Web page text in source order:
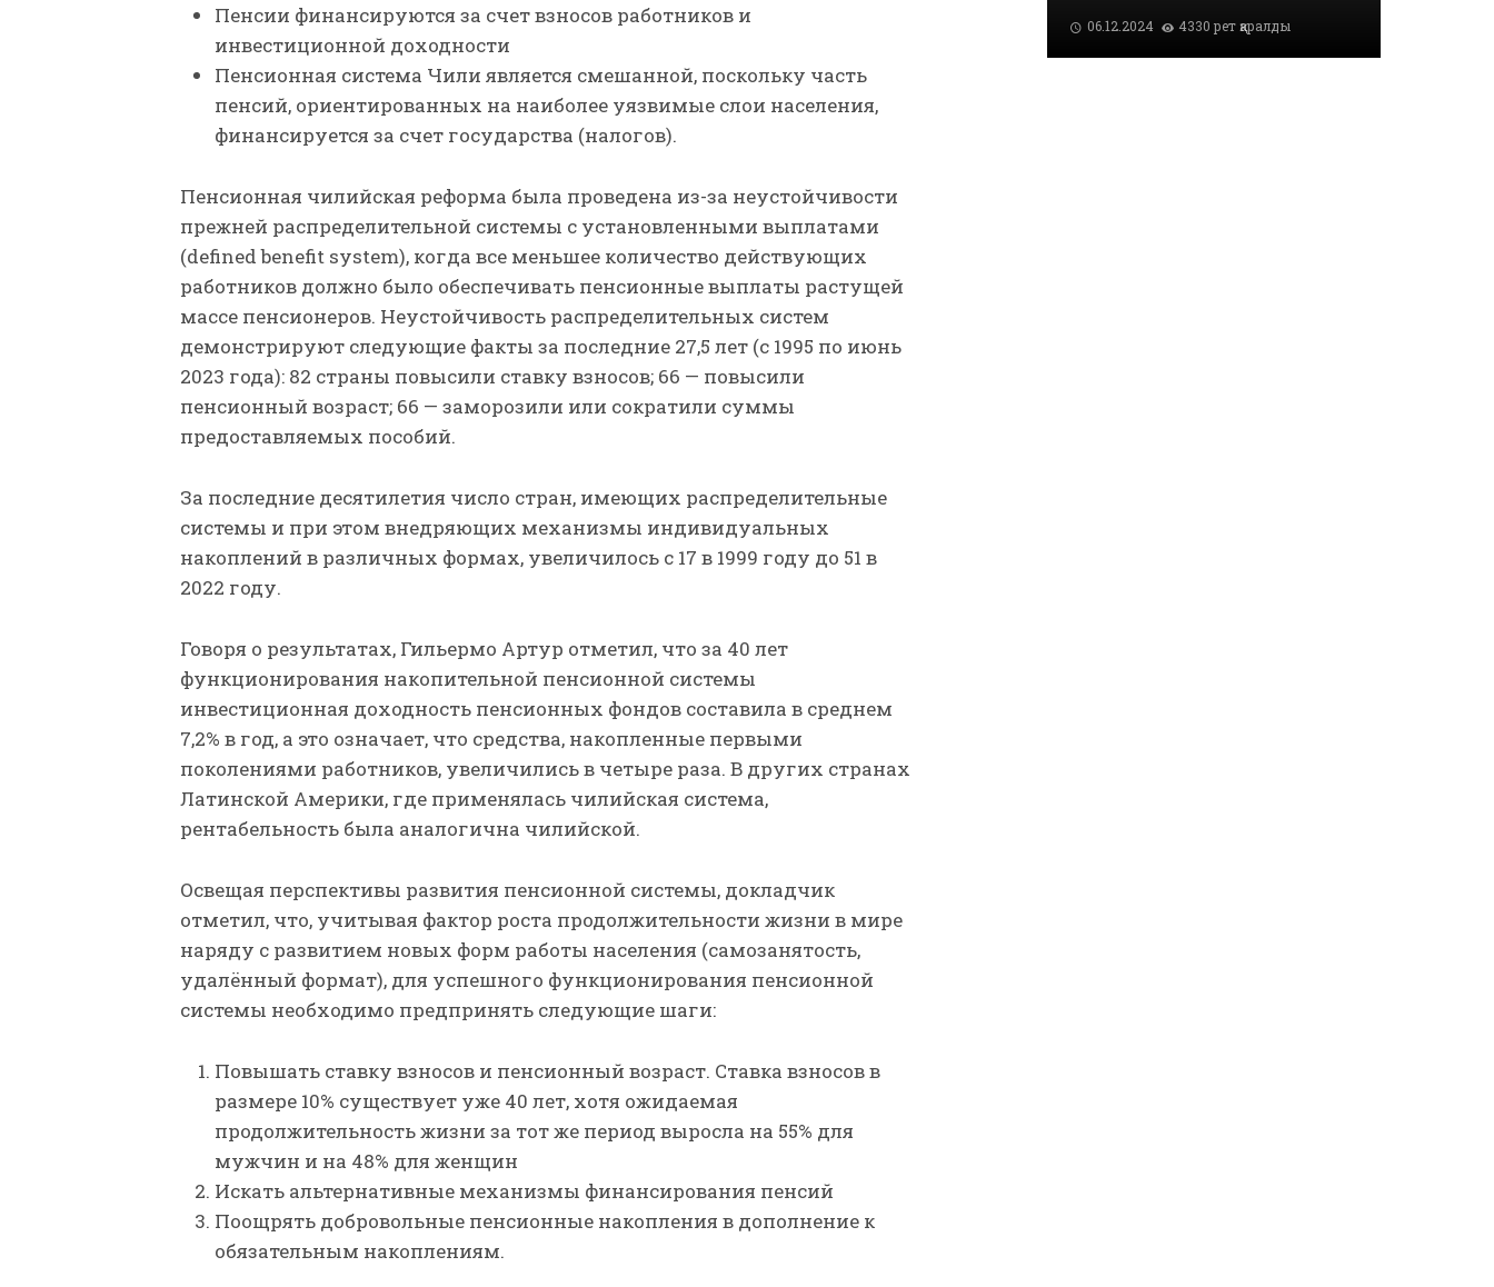
Пенсии финансируются за счет взносов работников и
инвестиционной доходности
Пенсионная система Чили является смешанной, поскольку часть
пенсий, ориентированных на наиболее уязвимые слои населения,
финансируется за счет государства (налогов).
Пенсионная чилийская реформа была проведена из-за неустойчивости
прежней распределительной системы с установленными выплатами
(defined benefit system), когда все меньшее количество действующих
работников должно было обеспечивать пенсионные выплаты растущей
массе пенсионеров. Неустойчивость распределительных систем
демонстрируют следующие факты за последние 27,5 лет (с 1995 по июнь
2023 года): 82 страны повысили ставку взносов; 66 — повысили
пенсионный возраст; 66 — заморозили или сократили суммы
предоставляемых пособий.
За последние десятилетия число стран, имеющих распределительные
системы и при этом внедряющих механизмы индивидуальных
накоплений в различных формах, увеличилось с 17 в 1999 году до 51 в
2022 году.
Говоря о результатах, Гильермо Артур отметил, что за 40 лет
функционирования накопительной пенсионной системы
инвестиционная доходность пенсионных фондов составила в среднем
7,2% в год, а это означает, что средства, накопленные первыми
поколениями работников, увеличились в четыре раза. В других странах
Латинской Америки, где применялась чилийская система,
рентабельность была аналогична чилийской.
Освещая перспективы развития пенсионной системы, докладчик
отметил, что, учитывая фактор роста продолжительности жизни в мире
наряду с развитием новых форм работы населения (самозанятость,
удалённый формат), для успешного функционирования пенсионной
системы необходимо предпринять следующие шаги:
Повышать ставку взносов и пенсионный возраст. Ставка взносов в
размере 10% существует уже 40 лет, хотя ожидаемая
продолжительность жизни за тот же период выросла на 55% для
мужчин и на 48% для женщин
Искать альтернативные механизмы финансирования пенсий
Поощрять добровольные пенсионные накопления в дополнение к
обязательным накоплениям.
06.12.2024 4330 рет қаралды